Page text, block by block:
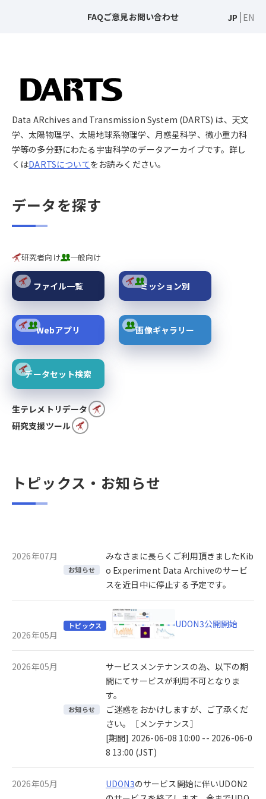
FAQご意見お問い合わせ JP EN
Data ARchives and Transmission System (DARTS) は、天文
学、太陽物理学、太陽地球系物理学、月惑星科学、微小重力科
学等の多分野にわたる宇宙科学のデータアーカイブです。詳し
くはDARTSについてをお読みください。
データを探す
研究者向け 一般向け
ファイル一覧 ミッション別
Webアプリ 画像ギャラリー
データセット検索
生テレメトリデータ
研究支援ツール
トピックス・お知らせ
2026年07月
お知らせ
みなさまに長らくご利用頂きましたKib
o Experiment Data Archiveのサービ
スを近日中に停止する予定です。
2026年05月
トピックス UDON3公開開始
2026年05月
お知らせ
サービスメンテナンスの為、以下の期
間にてサービスが利用不可となりま
す。
ご迷惑をおかけしますが、ご了承くだ
さい。［メンテナンス］
[期間] 2026-06-08 10:00 -- 2026-06-0
8 13:00 (JST)
2026年05月 UDON3のサービス開始に伴いUDON2